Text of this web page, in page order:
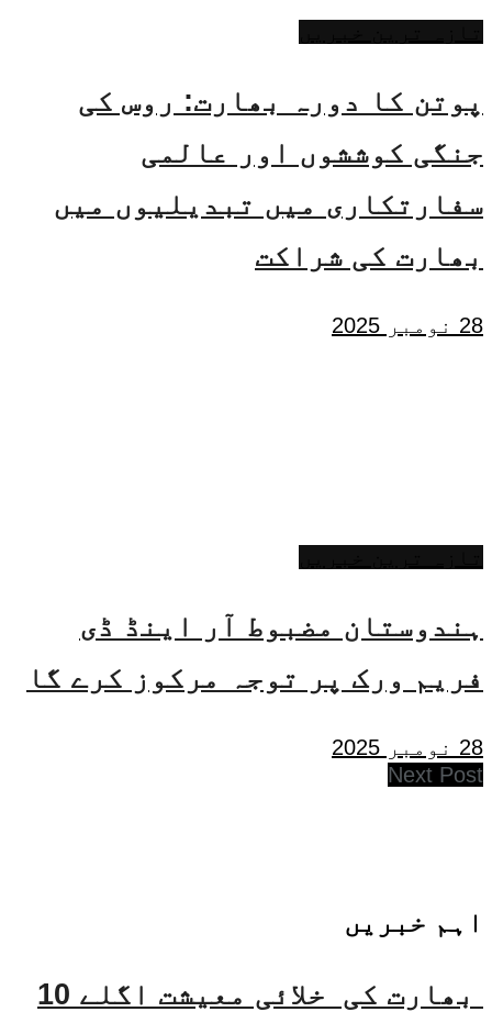
پوتن کا دورہ بھارت: روس کی
جنگی کوششوں اور عالمی
سفارتکاری میں تبدیلیوں میں
بھارت کی شراکت
28 نومبر 2025
ہندوستان مضبوط آر اینڈ ڈی
فریم ورک پر توجہ مرکوز کرے گا
28 نومبر 2025
Next Post
اہم خبریں
بھارت کی خلائی معیشت اگلے 10